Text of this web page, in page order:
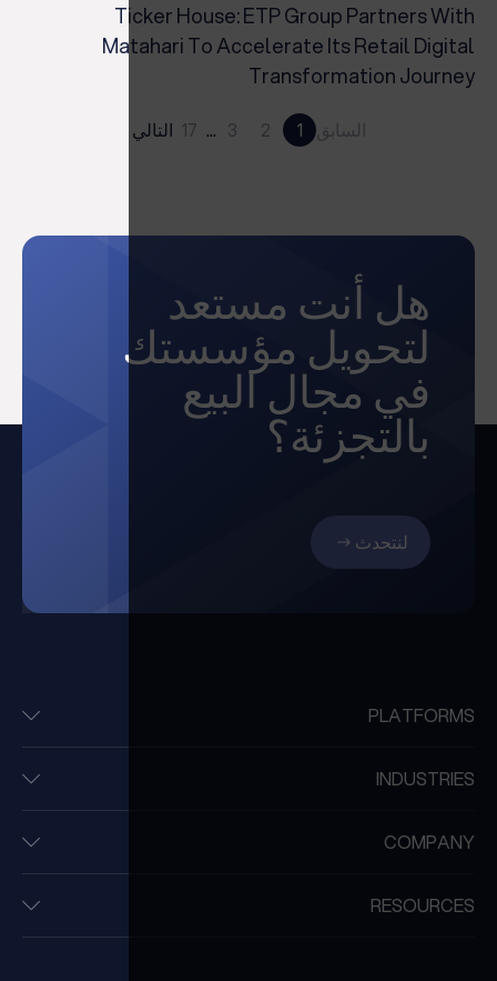
Ticker House: ETP Group Partners With
Matahari To Accelerate Its Retail Digital
Transformation Journey
السابق 1
2
3
...
17 التالي
هل أنت مستعد
لتحويل مؤسستك
في مجال البيع
بالتجزئة؟
لنتحدث
PLATFORMS
INDUSTRIES
COMPANY
RESOURCES